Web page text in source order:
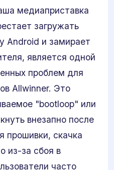
медиаприставка
загружать
Android и замирает
является одной
проблем для
Allwinner. Это
"bootloop" или
внезапно после
прошивки, скачка
из-за сбоя в
часто